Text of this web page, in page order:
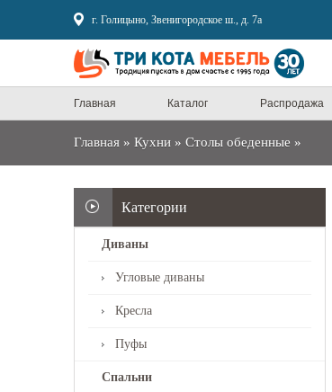
г. Голицыно, Звенигородское ш., д. 7а
Главная Каталог Распродажа
Главная » Кухни » Столы обеденные »
Категории
Диваны
Угловые диваны
Кресла
Пуфы
Спальни